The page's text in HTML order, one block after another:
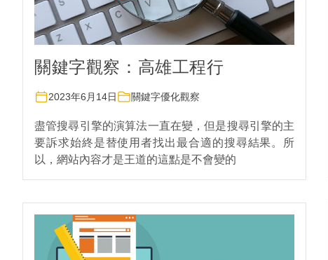
關鍵字觀察：高雄工程行
2023年6月14日 關鍵字優化觀察
盡管搜尋引擎的演算法一直在變，但是搜尋引擎的主
要訴求始終是替使用者找出最合適的搜尋結果。所
以，網站內容才是王道的這點是不會變的